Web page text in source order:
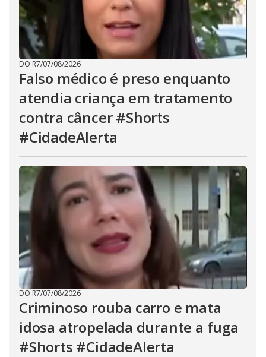
DO R7/07/08/2026
Falso médico é preso enquanto
atendia criança em tratamento
contra câncer #Shorts
#CidadeAlerta
DO R7/07/08/2026
Criminoso rouba carro e mata
idosa atropelada durante a fuga
#Shorts #CidadeAlerta